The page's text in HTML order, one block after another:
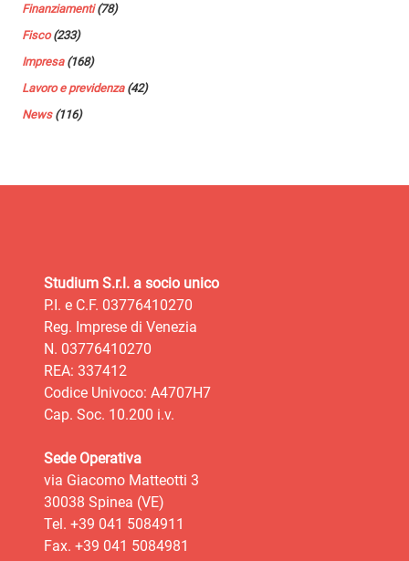
Finanziamenti(78)
Fisco(233)
Impresa(168)
Lavoro e previdenza(42)
News(116)
Studium S.r.l. a socio unico
P.I. e C.F. 03776410270
Reg. Imprese di Venezia
N. 03776410270
REA: 337412
Codice Univoco: A4707H7
Cap. Soc. 10.200 i.v.
Sede Operativa
via Giacomo Matteotti 3
30038 Spinea (VE)
Tel. +39 041 5084911
Fax. +39 041 5084981